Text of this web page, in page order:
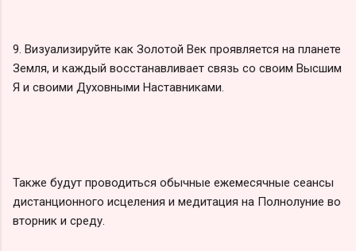
9. Визуализируйте как Золотой Век проявляется на планете
Земля, и каждый восстанавливает связь со своим Высшим
Я и своими Духовными Наставниками.
Также будут проводиться обычные ежемесячные сеансы
дистанционного исцеления и медитация на Полнолуние во
вторник и среду.